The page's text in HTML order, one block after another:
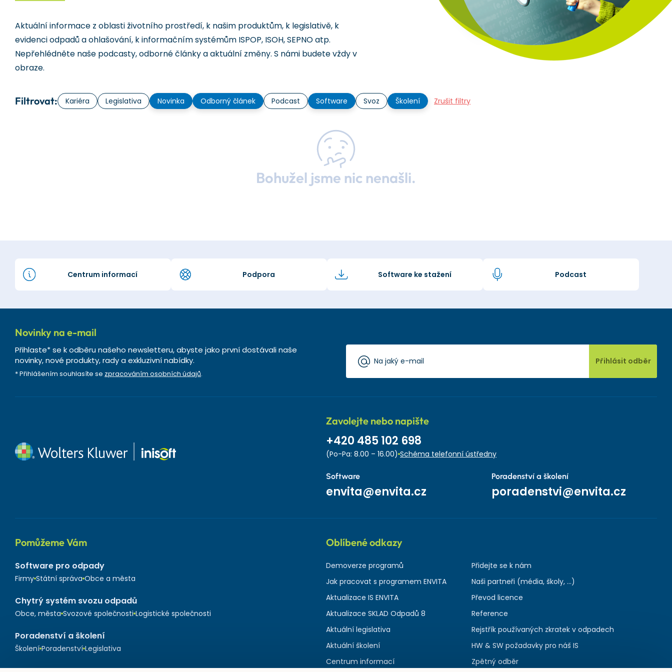
Aktuální informace z oblasti životního prostředí, k našim produktům, k legislativě, k
evidenci odpadů a ohlašování, k informačním systémům ISPOP, ISOH, SEPNO atp.
Nepřehlédněte naše podcasty, odborné články a aktuální změny. S námi budete vždy v
obraze.
Filtrovat: Kariéra Legislativa Novinka Odborný článek Podcast Software Svoz Školení Zrušit filtry
Bohužel jsme nic nenašli.
Centrum informací Podpora Software ke stažení Podcast
Novinky na e-mail
Přihlaste* se k odběru našeho newsletteru, abyste jako první dostávali naše
novinky, nové produkty, rady a exkluzivní nabídky.
* Přihlášením souhlasíte se zpracováním osobních údajů.
Přihlásit odběr
Zavolejte nebo napište
+420 485 102 698
(Po-Pa: 8.00 – 16.00) Schéma telefonní ústředny
Software
envita@envita.cz
Poradenství a školení
poradenstvi@envita.cz
Pomůžeme Vám
Software pro odpady
Firmy Státní správa Obce a města
Chytrý systém svozu odpadů
Obce, města Svozové společnosti Logistické společnosti
Poradenství a školení
Školení Poradenství Legislativa
Oblíbené odkazy
Demoverze programů
Jak pracovat s programem ENVITA
Aktualizace IS ENVITA
Aktualizace SKLAD Odpadů 8
Aktuální legislativa
Aktuální školení
Centrum informací
Přidejte se k nám
Naši partneři (média, školy, ...)
Převod licence
Reference
Rejstřík používaných zkratek v odpadech
HW & SW požadavky pro náš IS
Zpětný odběr